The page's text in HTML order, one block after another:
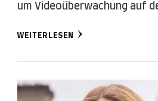
um Videoüberwachung auf
WEITERLESEN